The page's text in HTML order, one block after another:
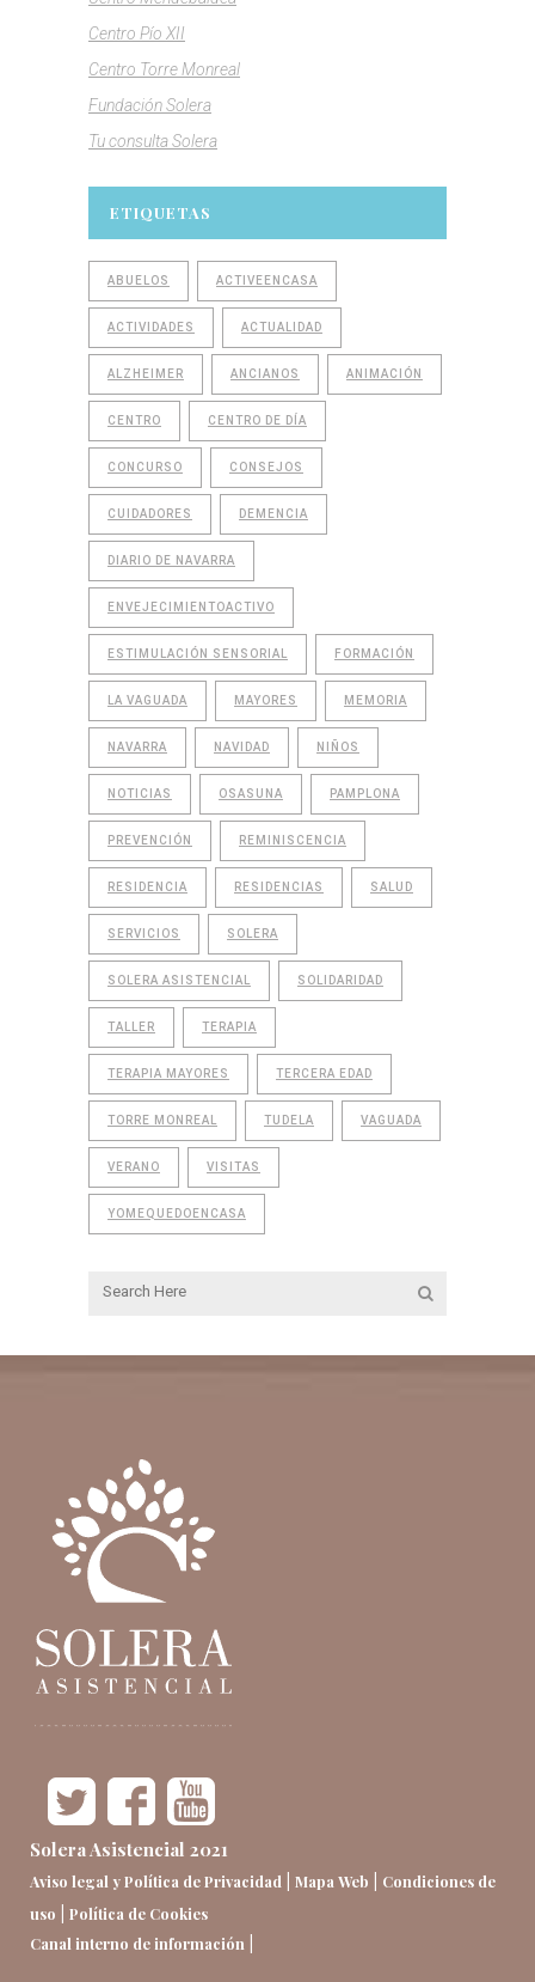
Centro Pío XII
Centro Torre Monreal
Fundación Solera
Tu consulta Solera
ETIQUETAS
ABUELOS ACTIVEENCASA
ACTIVIDADES ACTUALIDAD
ALZHEIMER ANCIANOS ANIMACIÓN
CENTRO CENTRO DE DÍA
CONCURSO CONSEJOS
CUIDADORES DEMENCIA
DIARIO DE NAVARRA
ENVEJECIMIENTOACTIVO
ESTIMULACIÓN SENSORIAL FORMACIÓN
LA VAGUADA MAYORES MEMORIA
NAVARRA NAVIDAD NIÑOS
NOTICIAS OSASUNA PAMPLONA
PREVENCIÓN REMINISCENCIA
RESIDENCIA RESIDENCIAS SALUD
SERVICIOS SOLERA
SOLERA ASISTENCIAL SOLIDARIDAD
TALLER TERAPIA
TERAPIA MAYORES TERCERA EDAD
TORRE MONREAL TUDELA VAGUADA
VERANO VISITAS
YOMEQUEDOENCASA
Solera Asistencial 2021
Aviso legal y Política de Privacidad | Mapa Web | Condiciones de
uso | Política de Cookies
Canal interno de información |